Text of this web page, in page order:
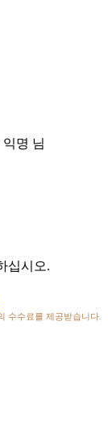
익명 님
십시오.
수수료를 제공받습니다.